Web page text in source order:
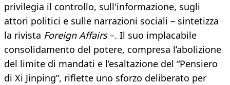
privilegia il controllo, sull'informazione, sugli
attori politici e sulle narrazioni sociali – sintetizza
la rivista Foreign Affairs–. Il suo implacabile
consolidamento del potere, compresa l’abolizione
del limite di mandati e l’esaltazione del “Pensiero
di Xi Jinping”, riflette uno sforzo deliberato per